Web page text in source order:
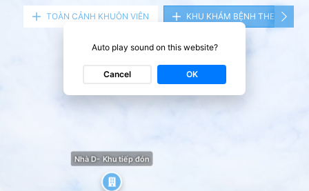
TOÀN CẢNH KHUÔN VIÊN KHU KHÁM BỆNH THEO YÊU
Nhà D- Khu tiếp đón
Auto play sound on this website?
Cancel OK